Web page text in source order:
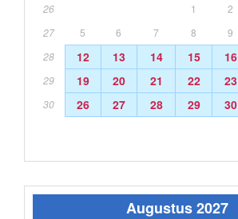
26 1 2
27
5 6 7 8 9
28 12 13 14 15 16
29 19 20 21 22 23
30 26 27 28 29 30
Augustus 2027